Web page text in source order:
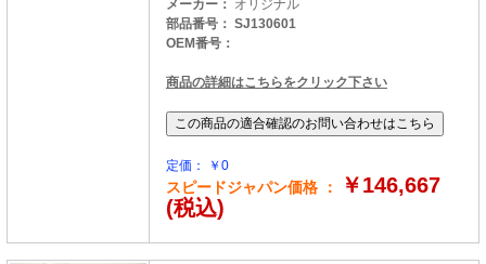
メーカー： オリジナル
部品番号： SJ130601
OEM番号：
商品の詳細はこちらをクリック下さい
定価： ￥0
スピードジャパン価格 ：
￥146,667
(税込)